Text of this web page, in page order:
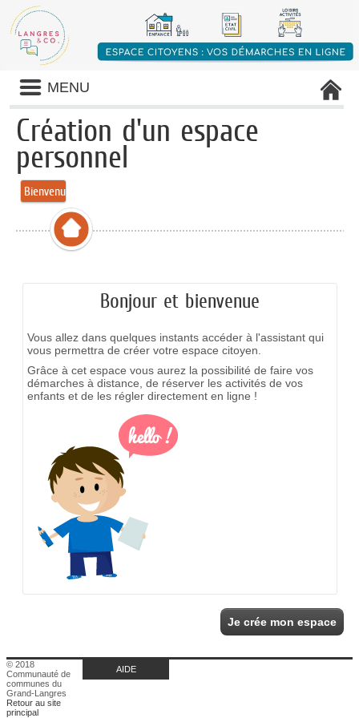
Liste
des
avertissements
MENU
Création d'un espace
personnel
Bienvenue
Bonjour et bienvenue
Vous allez dans quelques instants accéder à l'assistant qui
vous permettra de créer votre espace citoyen.
Grâce à cet espace vous aurez la possibilité de faire vos
démarches à distance, de réserver les activités de vos
enfants et de les régler directement en ligne !
Je crée mon espace
© 2018
Communauté de
communes du
Grand-Langres
Retour au site
principal
AIDE